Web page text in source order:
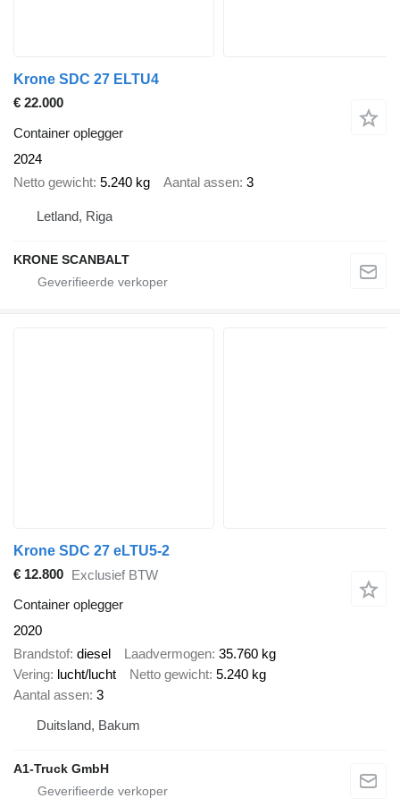
Krone SDC 27 ELTU4
€ 22.000
Container oplegger
2024
Netto gewicht 5.240 kg Aantal assen 3
Letland, Riga
KRONE SCANBALT
Krone SDC 27 eLTU5-2
€ 12.800 Exclusief BTW
Container oplegger
2020
Brandstof diesel Laadvermogen 35.760 kg
Vering lucht/lucht Netto gewicht 5.240 kg
Aantal assen 3
Duitsland, Bakum
A1-Truck GmbH